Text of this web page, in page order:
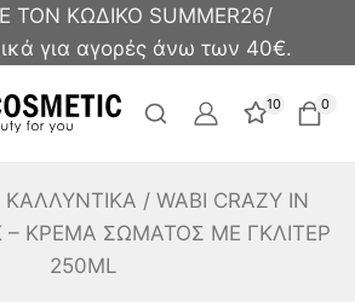
ΤΟΝ ΚΩΔΙΚΟ SUMMER26/
για αγορές άνω των 40€.
10 0
ΚΑΛΛΥΝΤΙΚΑ / WABI CRAZY IN
– ΚΡΕΜΑ ΣΩΜΑΤΟΣ ΜΕ ΓΚΛΙΤΕΡ
250ML